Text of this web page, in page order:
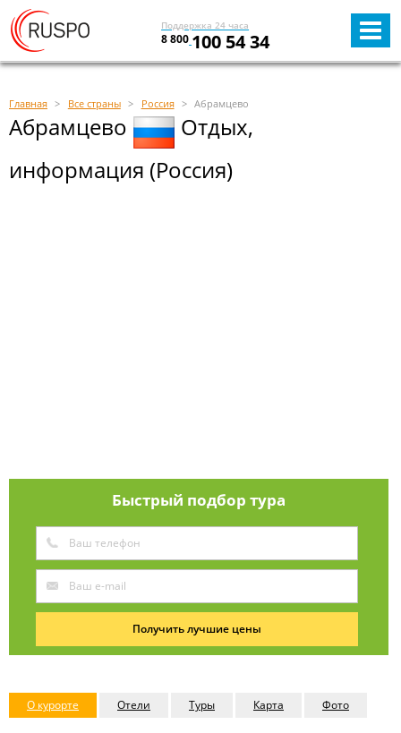
Поддержка 24 часа
8 800 100 54 34
Главная Все страны Россия Абрамцево
Абрамцево
Отдых,
информация (Россия)
Быстрый подбор тура
Получить лучшие цены
О курорте Отели Туры Карта Фото